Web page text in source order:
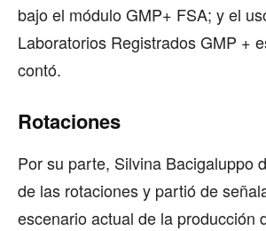
bajo el módulo GMP+ FSA; y el
Laboratorios Registrados GMP +
contó.
Rotaciones
Por su parte, Silvina Bacigaluppo
de las rotaciones y partió de
escenario actual de la producción